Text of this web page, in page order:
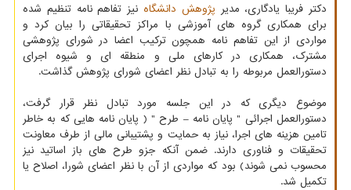
دکتر فریبا یادگاری، مدیر پژوهش دانشگاه نیز تفاهم نامه تنظیم شده
برای همکاری گروه های آموزشی با مراکز تحقیقاتی را بیان کرد و
مواردی از این تفاهم نامه همچون ترکیب اعضا در شورای پژوهشی
مشترک، همکاری در کارهای ملی و منطقه ای و شیوه اجرای
دستورالعمل مربوطه را به تبادل نظر اعضای شورای پژوهش گذاشت.
موضوع دیگری که در این جلسه مورد تبادل نظر قرار گرفت،
دستورالعمل اجرائی " پایان نامه – طرح " ( پایان نامه هایی که به خاطر
تامین هزینه های اجرا، نیاز به حمایت و پشتیبانی مالی از طرف معاونت
تحقیقات و فناوری دارند. ضمن آنکه جزو طرح های باز اساتید نیز
محسوب نمی شوند) بود که مواردی از آن با نظر اعضای شورا، اصلاح یا
تکمیل شد.